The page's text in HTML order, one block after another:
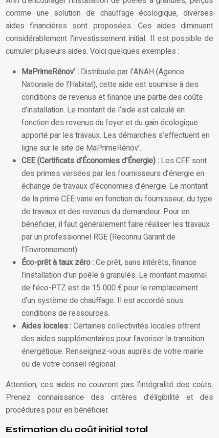
comme une solution de chauffage écologique, diverses
aides financières sont proposées. Ces aides diminuent
considérablement l’investissement initial. Il est possible de
cumuler plusieurs aides. Voici quelques exemples :
MaPrimeRénov’ : Distribuée par l’ANAH (Agence
Nationale de l’Habitat), cette aide est soumise à des
conditions de revenus et finance une partie des coûts
d’installation. Le montant de l’aide est calculé en
fonction des revenus du foyer et du gain écologique
apporté par les travaux. Les démarches s’effectuent en
ligne sur le site de MaPrimeRénov’.
CEE (Certificats d’Économies d’Énergie) : Les CEE sont
des primes versées par les fournisseurs d’énergie en
échange de travaux d’économies d’énergie. Le montant
de la prime CEE varie en fonction du fournisseur, du type
de travaux et des revenus du demandeur. Pour en
bénéficier, il faut généralement faire réaliser les travaux
par un professionnel RGE (Reconnu Garant de
l’Environnement).
Éco-prêt à taux zéro :Ce prêt, sans intérêts, finance
l’installation d’un poêle à granulés. Le montant maximal
de l’éco-PTZ est de 15 000 € pour le remplacement
d’un système de chauffage. Il est accordé sous
conditions de ressources.
Aides locales :Certaines collectivités locales offrent
des aides supplémentaires pour favoriser la transition
énergétique. Renseignez-vous auprès de votre mairie
ou de votre conseil régional.
Attention, ces aides ne couvrent pas l’intégralité des coûts.
Prenez connaissance des critères d’éligibilité et des
procédures pour en bénéficier.
Estimation du coût initial total